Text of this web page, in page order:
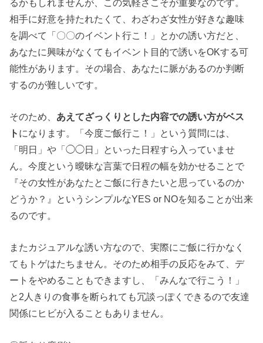
るかもしれませんが、この気軽さこそが重要なのです。
相手に好意を持たれたくて、わざわざ女性が好きな趣味
を調べて「〇〇のイベント行こ！」とかの誘い方だと、
あなたに興味がなくてもイベント目的で誘いをOKする可
能性があります。その場合、あなたに脈があるのか判断
するのが難しいです。
そのため、 あえてざっくりとした内容での誘い方がベス
ト になります。「今度ご飯行こ！」という質問には、
「明日」や「◯◯日」といった日程すら入っていませ
ん。今度という曖昧な言葉で日程の幅を効かせることで
『その女性があなたとご飯に行きたいと思っているのか
どうか？』というシンプルなYES or NOを知ることが出来
るのです。
またカジュアルな誘い方なので、実際にご飯に行かなく
てもトゲはたちません。そのため相手の反応をみて、デ
ートをやめることもできますし、「みんなで行こう！」
と2人きりの食事を断られても冗談っぽくできるので友達
関係にヒビが入ることもありません。